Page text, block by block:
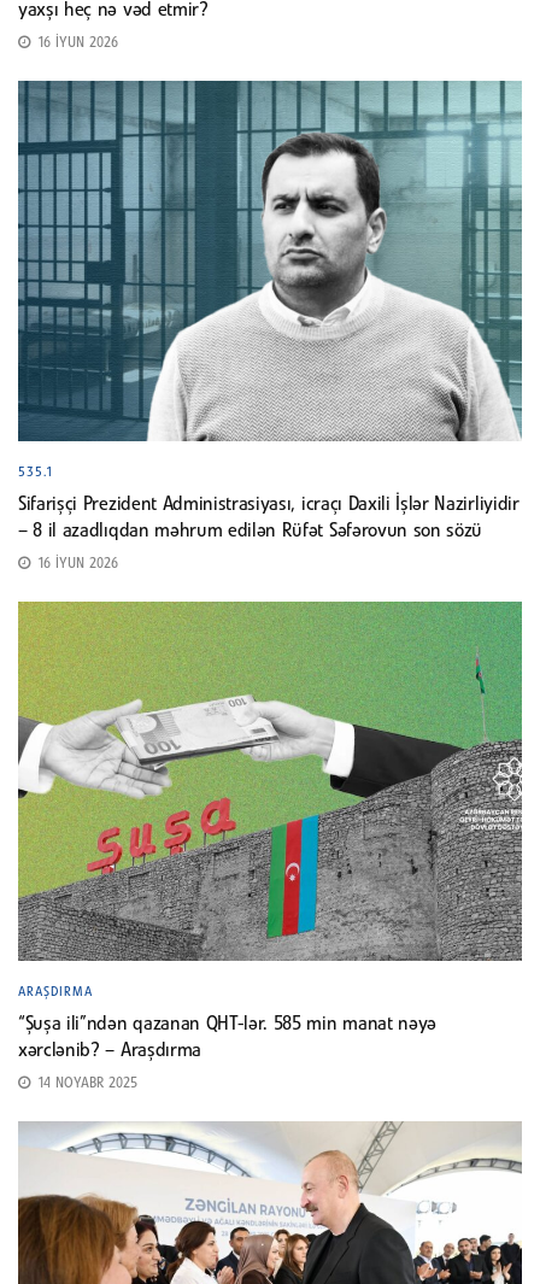
yaxşı heç nə vəd etmir?
16 İYUN 2026
535.1
Sifarişçi Prezident Administrasiyası, icraçı Daxili İşlər Nazirliyidir
– 8 il azadlıqdan məhrum edilən Rüfət Səfərovun son sözü
16 İYUN 2026
ARAŞDIRMA
“Şuşa ili”ndən qazanan QHT-lər. 585 min manat nəyə
xərclənib? – Araşdırma
14 NOYABR 2025